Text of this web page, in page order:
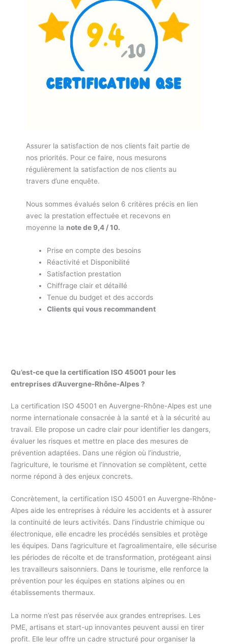
Assurer la satisfaction de nos clients fait partie de
nos priorités. Pour ce faire, nous mesurons
régulièrement la satisfaction de nos clients au
travers d’une enquête.
Nous sommes évalués selon 6 critères précis en lien
avec la prestation effectuée et recevons en
moyenne la note de 9,4 / 10.
Prise en compte des besoins
Réactivité et Disponibilité
Satisfaction prestation
Chiffrage clair et détaillé
Tenue du budget et des accords
Clients qui vous recommandent
Qu’est-ce que la certification ISO 45001 pour les
entreprises d’Auvergne-Rhône-Alpes ?
La certification ISO 45001 en Auvergne-Rhône-Alpes est une
norme internationale consacrée à la santé et à la sécurité au
travail. Elle propose un cadre clair pour identifier les dangers,
évaluer les risques et mettre en place des mesures de
prévention adaptées. Dans une région où l’industrie,
l’agriculture, le tourisme et l’innovation se complètent, cette
norme répond à des enjeux concrets.
Concrètement, la certification ISO 45001 en Auvergne-Rhône-
Alpes aide les entreprises à réduire les accidents et à assurer
la continuité de leurs activités. Dans l’industrie chimique ou
électronique, elle encadre les procédés sensibles et protège
les équipes. Dans l’agriculture et l’agroalimentaire, elle sécurise
les périodes de récolte et de transformation, protégeant ainsi
les travailleurs saisonniers. Dans le tourisme, elle renforce la
prévention pour les équipes en stations alpines ou en
établissements thermaux.
La norme n’est pas réservée aux grandes entreprises. Les
PME, artisans et start-up innovantes peuvent aussi en tirer
profit. Elle leur offre un cadre structuré pour organiser la